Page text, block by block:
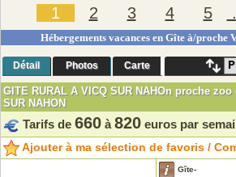
1 2 3 4 5
Hébergements vacances en Gîte à/proche
Détail Photos Carte
GITE RURAL A VICQ SUR NAHOn proche zoo
SUR NAHON
Tarifs de 660 à 820 euros par
Ajouter à ma sélection de favoris /
Gîte-